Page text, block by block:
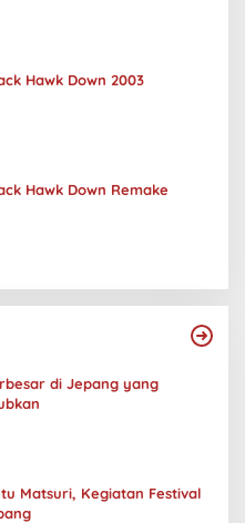
Hawk Down 2003
Hawk Down Remake
di Jepang yang
Matsuri, Kegiatan Festival